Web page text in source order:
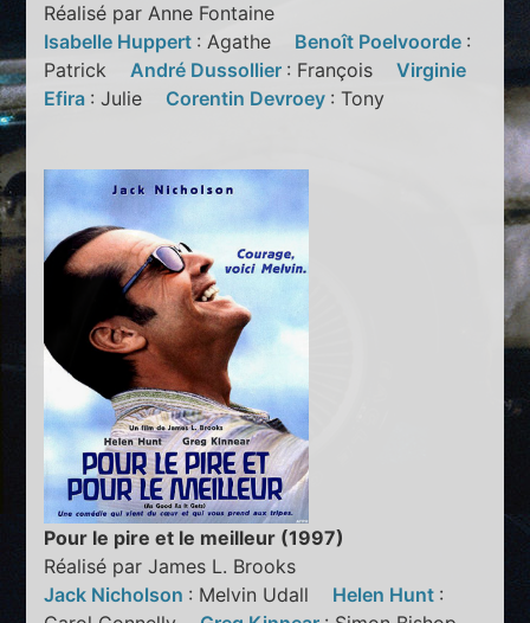
Réalisé par Anne Fontaine
Isabelle Huppert : Agathe Benoît Poelvoorde :
PatrickAndré Dussollier : FrançoisVirginie
Efira : Julie Corentin Devroey : Tony
Pour le pire et le meilleur (1997)
Réalisé par James L. Brooks
Jack Nicholson : Melvin Udall Helen Hunt :